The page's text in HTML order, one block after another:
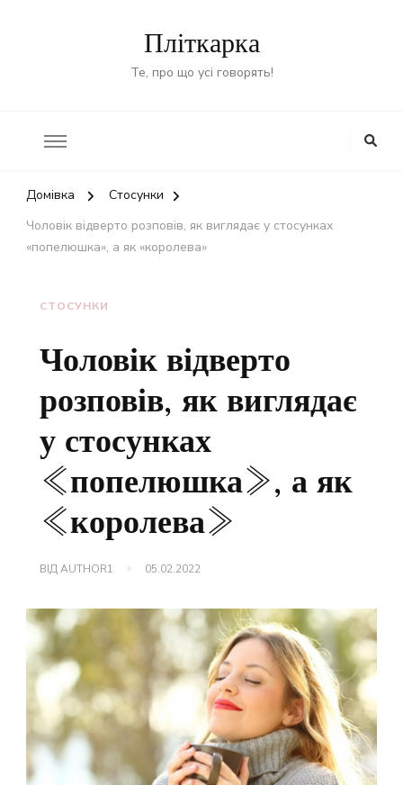
Пліткарка
Те, про що усі говорять!
Домівка
Стосунки
Чоловік відверто розповів, як виглядає у стосунках
«попелюшка», а як «королева»
СТОСУНКИ
Чоловік відверто
розповів, як виглядає
у стосунках
«попелюшка», а як
«королева»
ВІДAUTHOR1 05.02.2022